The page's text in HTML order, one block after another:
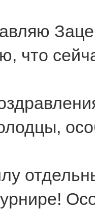
что